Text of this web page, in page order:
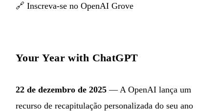
🔗 Inscreva-se no OpenAI Grove
Your Year with ChatGPT
22 de dezembro de 2025 — A OpenAI lança um
recurso de recapitulação personalizada do seu ano